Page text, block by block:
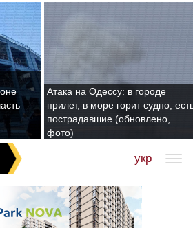
Атака на Одессу: в городе
прилет, в море горит судно,
пострадавшие (обновлено,
фото)
укр